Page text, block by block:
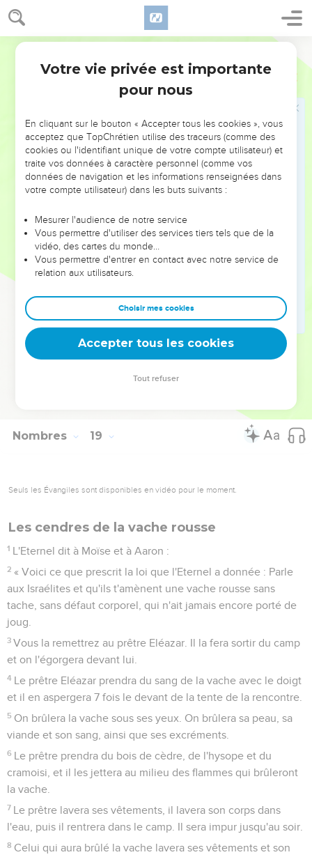
Nombres 18
26 « Tu transmettras ces instructions aux Lévites : ‘Lorsque
vous recevrez des mains des Israélites la dîme que je vous
donne de leur part comme votre possession, vous prélèverez
sur elle une offrande pour l'Eternel, une dîme de la dîme.
Votre offrande équivaudra, pour vous, au blé qu'on
prélève de l'aire de battage et au vin nouveau qu'on prélève
de la cuve.
C'est ainsi que vous prélèverez une offrande pour
l'Eternel sur toutes les dîmes que vous recevrez des
Israélites, et vous donnerez au prêtre Aaron l'offrande que
vous aurez prélevée pour l'Eternel.
toutes les offrandes pour l'Eternel. Sur tout ce qu'il y aura de
meilleur, vous prélèverez la portion consacrée.’
Tu leur diras : ‘Quand vous en aurez prélevé le meilleur, la
dîme équivaudra, pour les Lévites, au revenu tiré de l'aire de
battage et au revenu tiré de la cuve.
Vous pourrez la manger n’importe où, vous et votre
famille, car c'est votre salaire pour le service que vous
effectuez dans la tente de la rencontre.
Vous ne serez chargés pour cela d'aucun péché. En en
Nombres 19
Seuls les Évangiles sont disponibles en vidéo pour le moment.
Les cendres de la vache rousse
1 L'Eternel dit à Moïse et à Aaron :
2 « Voici ce que prescrit la loi que l'Eternel a donnée : Parle
aux Israélites et qu'ils t'amènent une vache rousse sans
tache, sans défaut corporel, qui n'ait jamais encore porté de
joug.
3 Vous la remettrez au prêtre Eléazar. Il la fera sortir du camp
et on l'égorgera devant lui.
4 Le prêtre Eléazar prendra du sang de la vache avec le doigt
et il en aspergera 7 fois le devant de la tente de la rencontre.
5 On brûlera la vache sous ses yeux. On brûlera sa peau, sa
viande et son sang, ainsi que ses excréments.
6 Le prêtre prendra du bois de cèdre, de l'hysope et du
cramoisi, et il les jettera au milieu des flammes qui brûleront
la vache.
7 Le prêtre lavera ses vêtements, il lavera son corps dans
l'eau, puis il rentrera dans le camp. Il sera impur jusqu'au soir.
8 Celui qui aura brûlé la vache lavera ses vêtements et son
Votre vie privée est importante
pour nous
En cliquant sur le bouton « Accepter tous les cookies », vous
acceptez que TopChrétien utilise des traceurs (comme des
cookies ou l'identifiant unique de votre compte utilisateur) et
traite vos données à caractère personnel (comme vos
données de navigation et les informations renseignées dans
votre compte utilisateur) dans les buts suivants :
Mesurer l'audience de notre service
Vous permettre d'utiliser des services tiers tels que de la
vidéo, des cartes du monde…
Vous permettre d'entrer en contact avec notre service de
relation aux utilisateurs.
Choisir mes cookies
Accepter tous les cookies
Tout refuser